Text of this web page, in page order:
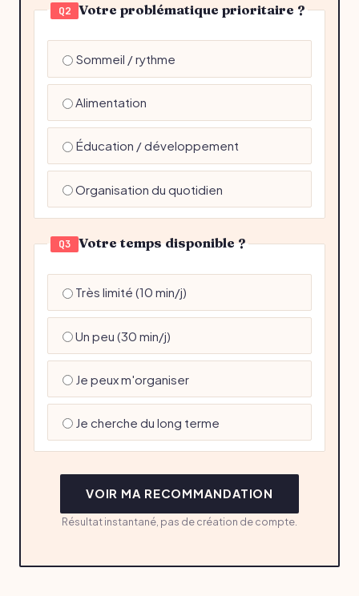
Q2 Votre problématique prioritaire ?
Sommeil / rythme
Alimentation
Éducation / développement
Organisation du quotidien
Q3 Votre temps disponible ?
Très limité (10 min/j)
Un peu (30 min/j)
Je peux m'organiser
Je cherche du long terme
VOIR MA RECOMMANDATION
Résultat instantané, pas de création de compte.